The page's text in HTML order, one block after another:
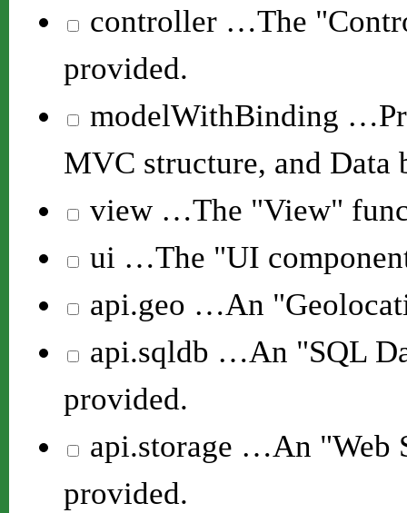
controller …The
provided.
modelWithBinding
MVC structure, and Data
view …The "View"
ui …The "UI
api.geo …An
api.sqldb …An "SQL
provided.
api.storage …An "Web
provided.